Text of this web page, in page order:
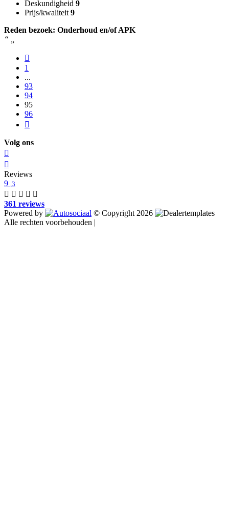
Deskundigheid 9
Prijs/kwaliteit 9
Reden bezoek: Onderhoud en/of APK
“
1
...
93
94
95
96
Volg ons
Reviews
9 ,3
361 reviews
Powered by
© Copyright 2026
Alle rechten voorbehouden |